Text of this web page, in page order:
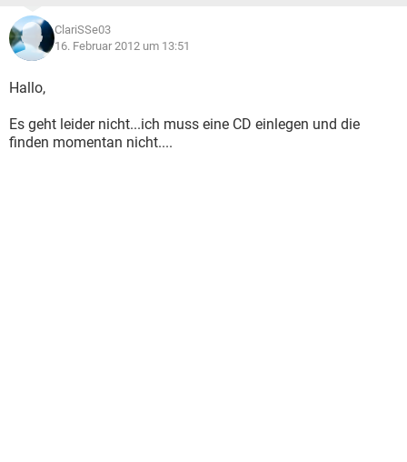
ClariSSe03
16. Februar 2012 um 13:51
Hallo,
Es geht leider nicht...ich muss eine CD einlegen und die
finden momentan nicht....